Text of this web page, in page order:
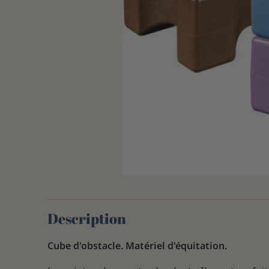
Description
Cube d'obstacle. Matériel d'équitation.